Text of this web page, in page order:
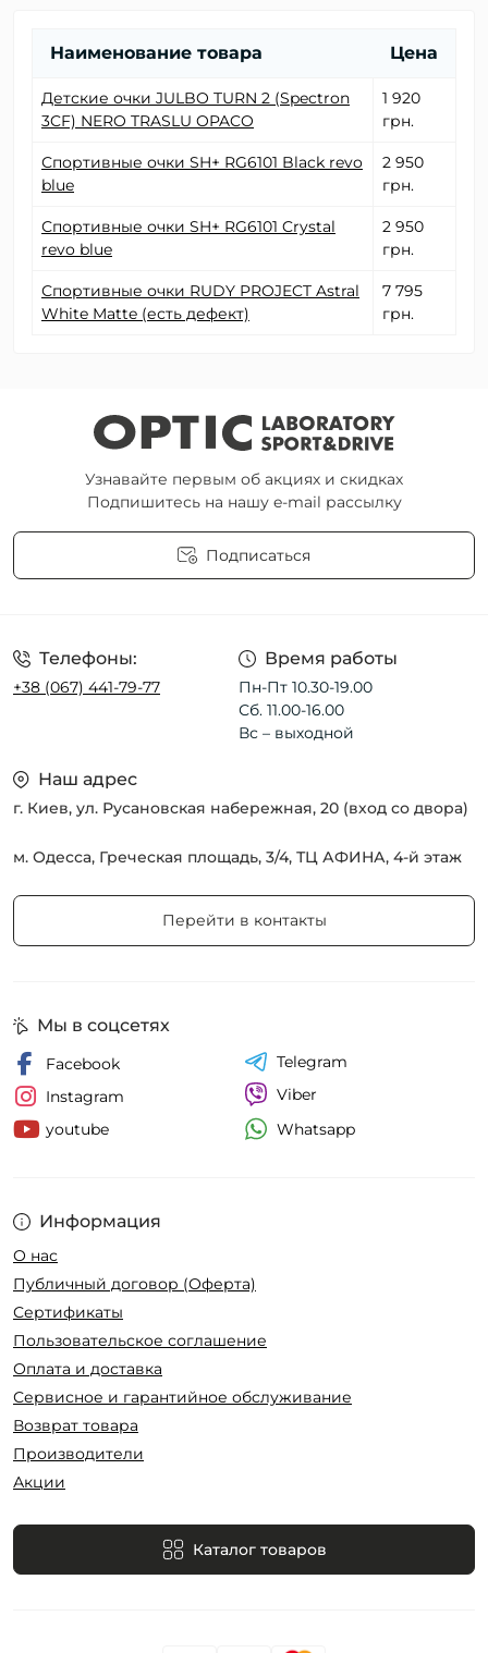
Наименование товара Цена
Детские очки JULBO TURN 2 (Spectron
3CF) NERO TRASLU OPACO
1 920
грн.
Спортивные очки SH+ RG6101 Black revo
blue
2 950
грн.
Спортивные очки SH+ RG6101 Crystal
revo blue
2 950
грн.
Спортивные очки RUDY PROJECT Astral
White Matte (есть дефект)
7 795
грн.
Узнавайте первым об акциях и скидках
Подпишитесь на нашу e-mail рассылку
Подписаться
Пользовательское соглашение
Телефоны:
+38 (067) 441-79-77
Время работы
Пн-Пт 10.30-19.00
Сб. 11.00-16.00
Вс – выходной
Наш адрес
г. Киев, ул. Русановская набережная, 20 (вход со двора)
м. Одесса, Греческая площадь, 3/4, ТЦ АФИНА, 4-й этаж
Перейти в контакты
Информация
О нас
Публичный договор (Оферта)
Сертификаты
Пользовательское соглашение
Оплата и доставка
Сервисное и гарантийное обслуживание
Возврат товара
Производители
Акции
Каталог товаров
Мы в соцсетях
Facebook
Instagram
youtube
Telegram
Viber
Whatsapp